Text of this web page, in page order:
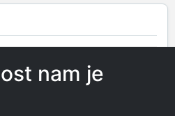
SUDSKIH OBJAVA
nam je